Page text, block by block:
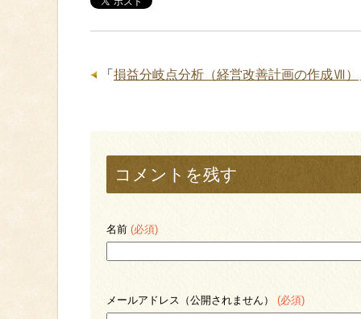
「 損益分岐点分析（経営改善計画の作成Ⅶ）
コメントを残す
名前 (必須)
メールアドレス（公開されません） (必須)